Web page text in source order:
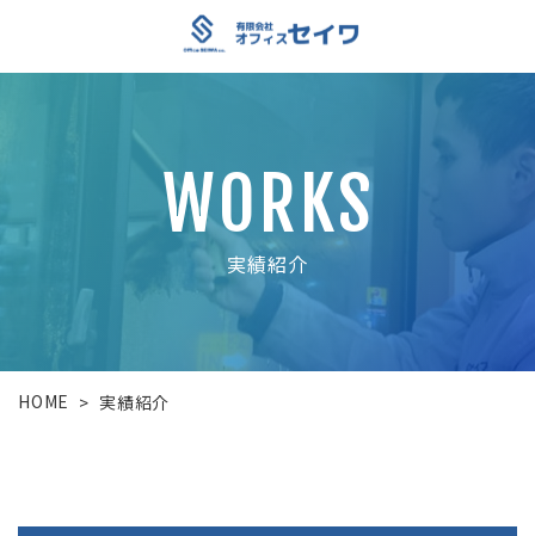
WORKS
実績紹介
HOME > 実績紹介